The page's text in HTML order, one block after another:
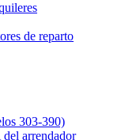
de reparto
303-390)
arrendador